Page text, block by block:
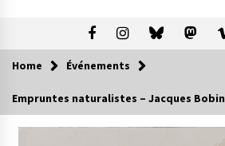
Home Événements
Empruntes naturalistes – Jacques Bobin